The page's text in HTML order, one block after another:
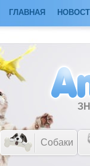
ГЛАВНАЯ
Собаки